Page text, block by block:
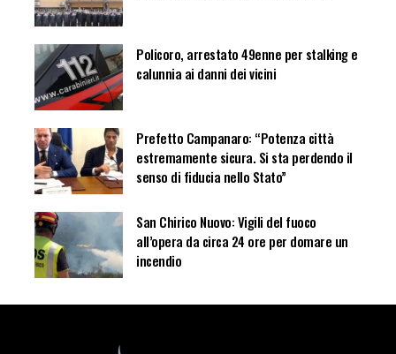
Policoro, arrestato 49enne per stalking e
calunnia ai danni dei vicini
Prefetto Campanaro: “Potenza città
estremamente sicura. Si sta perdendo il
senso di fiducia nello Stato”
San Chirico Nuovo: Vigili del fuoco
all’opera da circa 24 ore per domare un
incendio